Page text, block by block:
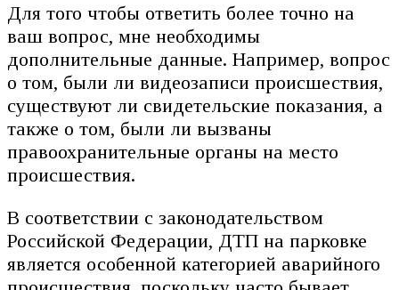
Для того чтобы ответить более точно на
ваш вопрос, мне необходимы
дополнительные данные. Например, вопрос
о том, были ли видеозаписи происшествия,
существуют ли свидетельские показания, а
также о том, были ли вызваны
правоохранительные органы на место
происшествия.
В соответствии с законодательством
Российской Федерации, ДТП на парковке
является особенной категорией аварийного